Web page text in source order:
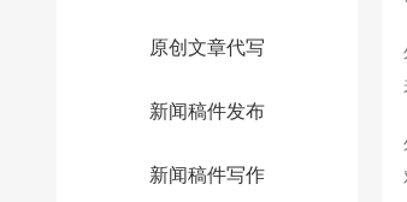
原创文章代写
新闻稿件发布
新闻稿件写作